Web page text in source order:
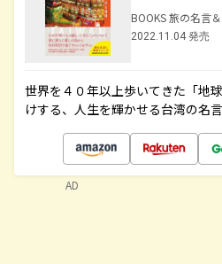
BOOKS 旅の名言
2022.11.04 発売
世界を４０年以上歩いてきた「地
けする、人生を輝かせる台湾の名
AD